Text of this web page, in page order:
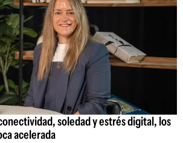
soledad y estrés digital, los
acelerada